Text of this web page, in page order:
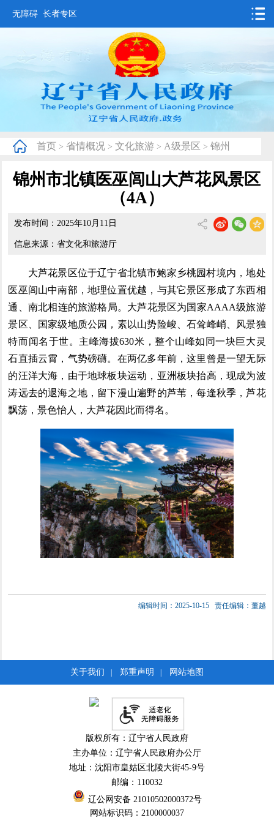
无障碍 长者专区
要闻动态
政务公开
互动交流
数据发布
首页 > 省情概况 > 文化旅游 > A级景区 > 锦州
锦州市北镇医巫闾山大芦花风景区
（4A）
发布时间：2025年10月11日
信息来源：省文化和旅游厅
大芦花景区位于辽宁省北镇市鲍家乡桃园村境内，地处
医巫闾山中南部，地理位置优越，与其它景区形成了东西相
通、南北相连的旅游格局。大芦花景区为国家AAAA级旅游
景区、国家级地质公园，素以山势险峻、石耸峰峭、风景独
特而闻名于世。主峰海拔630米，整个山峰如同一块巨大灵
石直插云霄，气势磅礴。在两亿多年前，这里曾是一望无际
的汪洋大海，由于地球板块运动，亚洲板块抬高，现成为波
涛远去的退海之地，留下漫山遍野的芦苇，每逢秋季，芦花
飘荡，景色怡人，大芦花因此而得名。
编辑时间：2025-10-15 责任编辑：董越
关于我们 | 郑重声明 | 网站地图
版权所有：辽宁省人民政府
主办单位：辽宁省人民政府办公厅
地址：沈阳市皇姑区北陵大街45-9号
邮编：110032
辽公网安备 21010502000372号
网站标识码：2100000037